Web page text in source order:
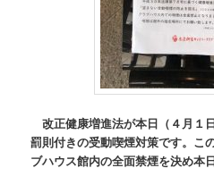
改正健康増進法が本日（４月１
罰則付きの受動喫煙対策です。こ
ブハウス館内の全面禁煙を決め本